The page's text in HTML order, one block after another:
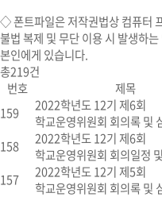
◇폰트파일은 저작권법상 컴퓨터
불법 복제 및 무단 이용 시 발생하
본인에게 있습니다.
총219건
번호
제목
159
2022학년도 12기 제6회
학교운영위원회 회의록 및
158
2022학년도 12기 제6회
학교운영위원회 회의일정
157
2022학년도 12기 제5회
학교운영위원회 회의록 및